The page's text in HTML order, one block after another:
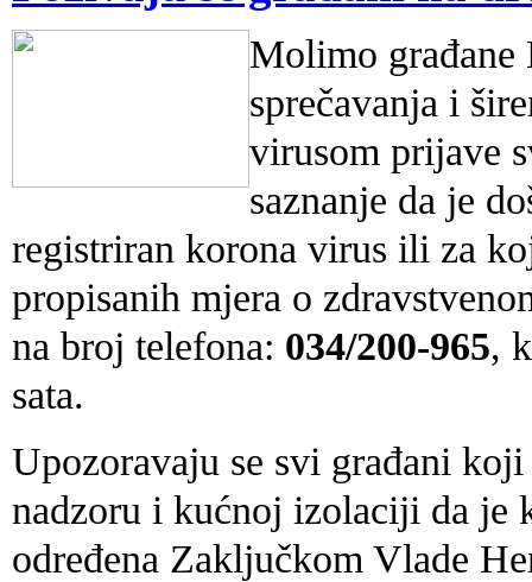
Molimo građane
sprečavanja i
virusom prijave
saznanje da je
registriran korona virus ili za
propisanih mjera o
na broj telefona: 034/200-965,
sata.
Upozoravaju se svi građani
nadzoru i kućnoj izolaciji da je
određena Zaključkom Vlade